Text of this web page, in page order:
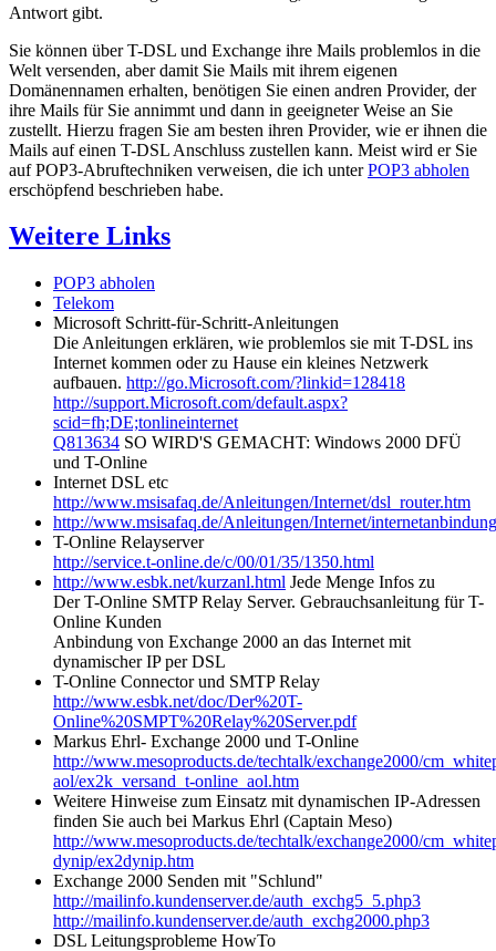
Antwort gibt.
Sie können über T-DSL und Exchange ihre Mails problemlos in die
Welt versenden, aber damit Sie Mails mit ihrem eigenen
Domänennamen erhalten, benötigen Sie einen andren Provider, der
ihre Mails für Sie annimmt und dann in geeigneter Weise an Sie
zustellt. Hierzu fragen Sie am besten ihren Provider, wie er ihnen die
Mails auf einen T-DSL Anschluss zustellen kann. Meist wird er Sie
auf POP3-Abruftechniken verweisen, die ich unterPOP3 abholen
erschöpfend beschrieben habe.
Weitere Links
POP3 abholen
Telekom
Microsoft Schritt-für-Schritt-Anleitungen
Die Anleitungen erklären, wie problemlos sie mit T-DSL ins
Internet kommen oder zu Hause ein kleines Netzwerk
aufbauen. http://go.Microsoft.com/?linkid=128418
http://support.Microsoft.com/default.aspx?
scid=fh;DE;tonlineinternet
Q813634 SO WIRD'S GEMACHT: Windows 2000 DFÜ
und T-Online
Internet DSL etc
http://www.msisafaq.de/Anleitungen/Internet/dsl_router.htm
http://www.msisafaq.de/Anleitungen/Internet/
T-Online Relayserver
http://service.t-online.de/c/00/01/35/1350.html
http://www.esbk.net/kurzanl.html Jede Menge Infos zu
Der T-Online SMTP Relay Server. Gebrauchsanleitung für T-
Online Kunden
Anbindung von Exchange 2000 an das Internet mit
dynamischer IP per DSL
T-Online Connector und SMTP Relay
http://www.esbk.net/doc/Der%20T-
Online%20SMPT%20Relay%20Server.pdf
Markus Ehrl- Exchange 2000 und T-Online
http://www.mesoproducts.de/techtalk/exchange2000/
aol/ex2k_versand_t-online_aol.htm
Weitere Hinweise zum Einsatz mit dynamischen IP-Adressen
finden Sie auch bei Markus Ehrl (Captain Meso)
http://www.mesoproducts.de/techtalk/exchange2000/
dynip/ex2dynip.htm
Exchange 2000 Senden mit "Schlund"
http://mailinfo.kundenserver.de/auth_exchg5_5.php3
http://mailinfo.kundenserver.de/auth_exchg2000.php3
DSL Leitungsprobleme HowTo